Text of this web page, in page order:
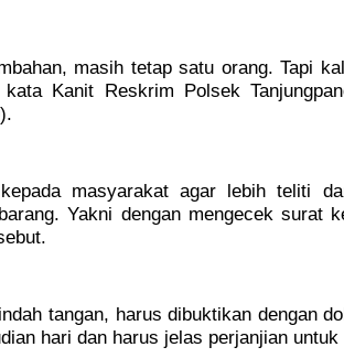
masih tetap satu orang. Tapi
Kanit Reskrim Polsek
masyarakat agar lebih teliti
Yakni dengan mengecek surat
tangan, harus dibuktikan dengan
hari dan harus jelas perjanjian untuk